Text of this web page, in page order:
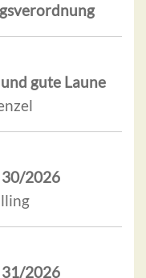
gute Laune
30/2026
31/2026